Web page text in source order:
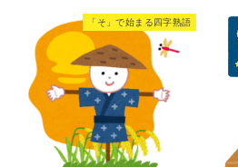
「そ」で始まる四字熟語